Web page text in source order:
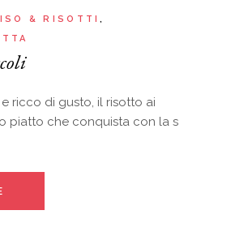
& RISOTTI
ricco di gusto, il risotto ai
piatto che conquista con la s